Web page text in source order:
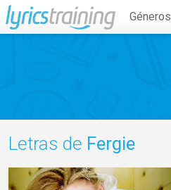
Géneros
Letras de Fergie